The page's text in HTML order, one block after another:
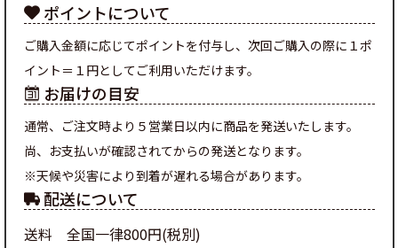
ポイントについて
ご購入金額に応じてポイントを付与し、次回ご購入の際に１ポ
イント＝１円としてご利用いただけます。
お届けの目安
通常、ご注文時より５営業日以内に商品を発送いたします。
尚、お支払いが確認されてからの発送となります。
※天候や災害により到着が遅れる場合があります。
配送について
送料 全国一律800円(税別)